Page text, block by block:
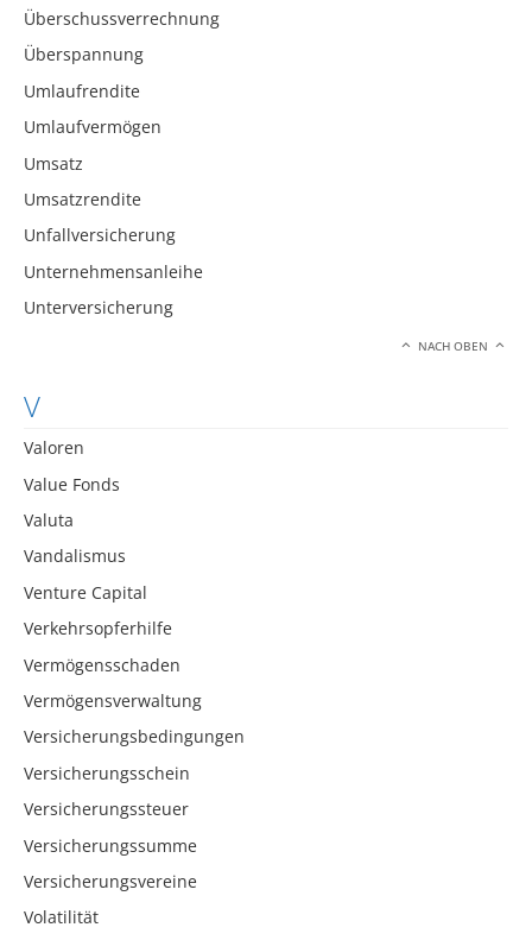
Überschussverrechnung
Überspannung
Umlaufrendite
Umlaufvermögen
Umsatz
Umsatzrendite
Unfallversicherung
Unternehmensanleihe
Unterversicherung
NACH OBEN
V
Valoren
Value Fonds
Valuta
Vandalismus
Venture Capital
Verkehrsopferhilfe
Vermögensschaden
Vermögensverwaltung
Versicherungsbedingungen
Versicherungsschein
Versicherungssteuer
Versicherungssumme
Versicherungsvereine
Volatilität